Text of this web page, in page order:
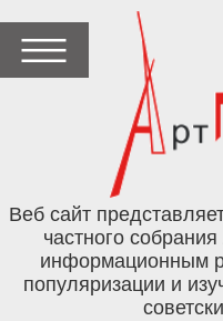
Веб сайт
частного
информационным
популяризации и